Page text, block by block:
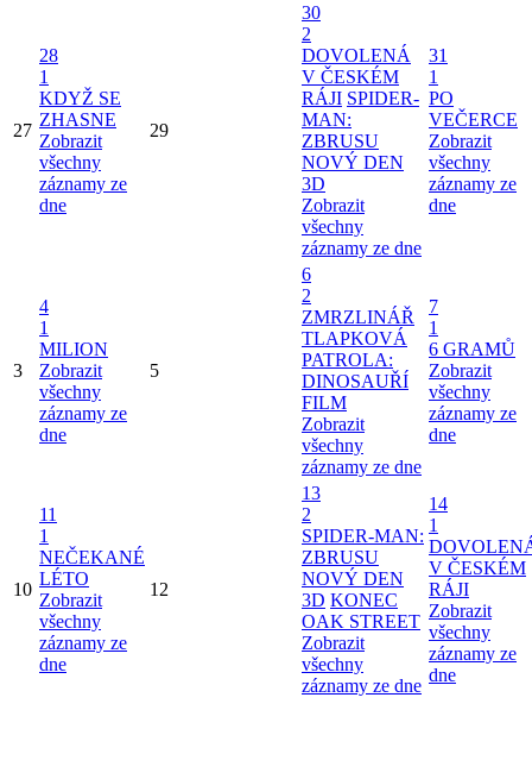
27
28
1
KDYŽ SE
ZHASNE
Zobrazit
všechny
záznamy ze
dne
29
30
2
DOVOLENÁ
V ČESKÉM
RÁJI SPIDER-
MAN:
ZBRUSU
NOVÝ DEN
3D
Zobrazit
všechny
záznamy ze dne
31
1
PO
VEČERCE
Zobrazit
všechny
záznamy ze
dne
3
4
1
MILION
Zobrazit
všechny
záznamy ze
dne
5
6
2
ZMRZLINÁŘ
TLAPKOVÁ
PATROLA:
DINOSAUŘÍ
FILM
Zobrazit
všechny
záznamy ze dne
7
1
6 GRAMŮ
Zobrazit
všechny
záznamy ze
dne
10
11
1
NEČEKANÉ
LÉTO
Zobrazit
všechny
záznamy ze
dne
12
13
2
SPIDER-MAN:
ZBRUSU
NOVÝ DEN
3D KONEC
OAK STREET
Zobrazit
všechny
záznamy ze dne
14
1
V ČESKÉM
RÁJI
Zobrazit
všechny
záznamy ze
dne